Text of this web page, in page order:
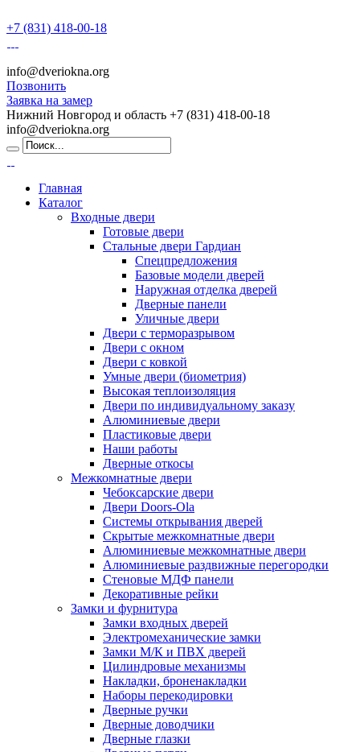
+7 (831) 418-00-18
info@dveriokna.org
Позвонить
Заявка на замер
Нижний Новгород и область +7 (831) 418-00-18
info@dveriokna.org
Главная
Каталог
Входные двери
Готовые двери
Стальные двери Гардиан
Спецпредложения
Базовые модели дверей
Наружная отделка дверей
Дверные панели
Уличные двери
Двери с терморазрывом
Двери с окном
Двери с ковкой
Умные двери (биометрия)
Высокая теплоизоляция
Двери по индивидуальному заказу
Алюминиевые двери
Пластиковые двери
Наши работы
Дверные откосы
Межкомнатные двери
Чебоксарские двери
Двери Doors-Ola
Системы открывания дверей
Скрытые межкомнатные двери
Алюминиевые межкомнатные двери
Алюминиевые раздвижные перегородки
Стеновые МДФ панели
Декоративные рейки
Замки и фурнитура
Замки входных дверей
Электромеханические замки
Замки М/К и ПВХ дверей
Цилиндровые механизмы
Накладки, броненакладки
Наборы перекодировки
Дверные ручки
Дверные доводчики
Дверные глазки